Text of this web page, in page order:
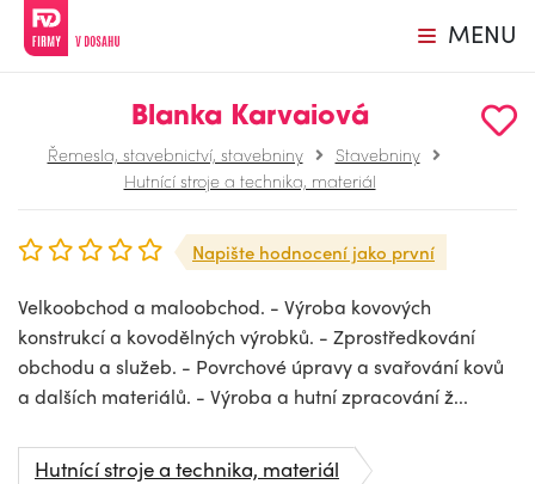
MENU
Blanka Karvaiová
Řemesla, stavebnictví, stavebniny
Stavebniny
Hutnící stroje a technika, materiál
Napište hodnocení jako první
Velkoobchod a maloobchod. - Výroba kovových
konstrukcí a kovodělných výrobků. - Zprostředkování
obchodu a služeb. - Povrchové úpravy a svařování kovů
a dalších materiálů. - Výroba a hutní zpracování ž...
Hutnící stroje a technika, materiál